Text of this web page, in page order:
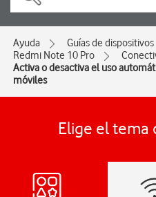
Ayuda Guías de dispositivos
Redmi Note 10 Pro
Activa o desactiva el uso
móviles
Elige el tema